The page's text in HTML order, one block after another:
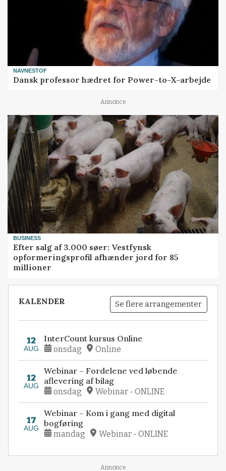
Dansk professor hædret for Power-to-X-arbejde
Annonce
BUSINESS
Efter salg af 3.000 søer: Vestfynsk
millioner
KALENDER Se flere arrangementer
12 InterCount kursus Online
onsdag Online
AUG
Webinar – Fordelene ved løbende
aflevering af bilag
onsdag Webinar - ONLINE
Webinar – Kom i gang med digital
mandag Webinar - ONLINE